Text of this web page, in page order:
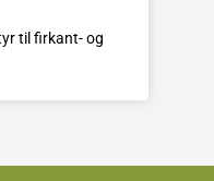
til firkant- og